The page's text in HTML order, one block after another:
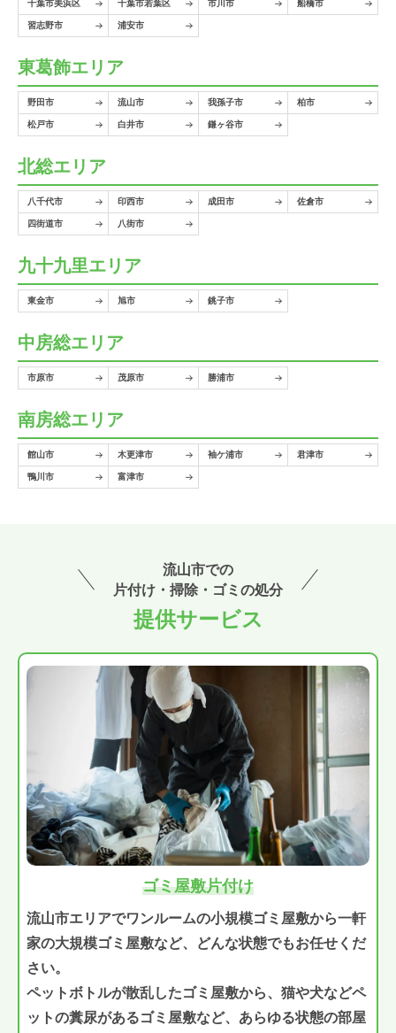
千葉市美浜区 千葉市若葉区 市川市 船橋市
習志野市 浦安市
東葛飾エリア
野田市 流山市 我孫子市 柏市
松戸市 白井市 鎌ヶ谷市
北総エリア
八千代市 印西市 成田市 佐倉市
四街道市 八街市
九十九里エリア
東金市 旭市 銚子市
中房総エリア
市原市 茂原市 勝浦市
南房総エリア
館山市 木更津市 袖ケ浦市 君津市
鴨川市 富津市
流山市での
片付け・掃除・ゴミの処分
提供サービス
ゴミ屋敷片付け
流山市エリアでワンルームの小規模ゴミ屋敷から一軒
家の大規模ゴミ屋敷など、どんな状態でもお任せくだ
さい。
ペットボトルが散乱したゴミ屋敷から、猫や犬などペ
ットの糞尿があるゴミ屋敷など、あらゆる状態の部屋